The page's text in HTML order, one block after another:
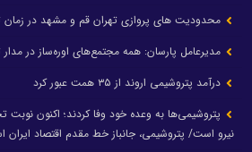
محدودیت های پروازی تهران قم و مشهد در زمان
مدیرعامل پارسان: همه مجتمع‌های اوره‌ساز در
درآمد پتروشیمی اروند از ۳۵ همت عبور کرد
پتروشیمی‌ها به وعده خود وفا کردند؛ اکنون
نیرو است/ پتروشیمی، جانباز خط مقدم اقتصاد